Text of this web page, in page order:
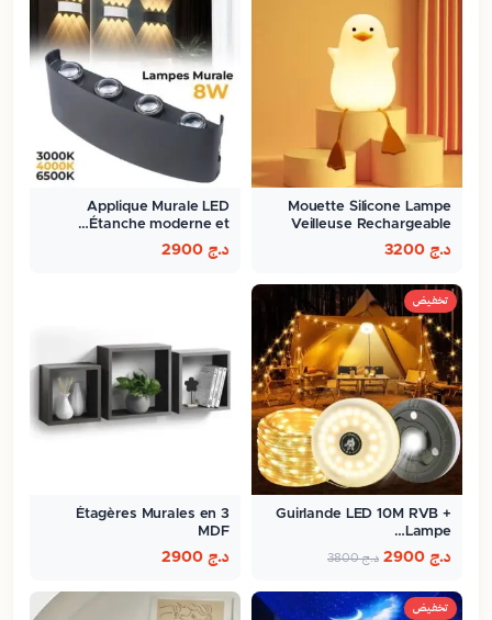
Mouette Silicone Lampe
Veilleuse Rechargeable
Pour…
د.ج
Applique Murale LED
Étanche moderne et…
د.ج
تخفيض
Guirlande LED 10M RVB +
Lampe…
د.ج د.ج3800
3 Étagères Murales en
MDF
د.ج
تخفيض